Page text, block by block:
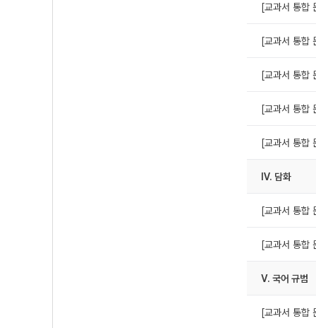
[교과서 통
[교과서 통
[교과서 통
[교과서 통
[교과서 통합
Ⅳ. 담화
[교과서 통합
[교과서 통합
Ⅴ. 국어 규범
[교과서 통합